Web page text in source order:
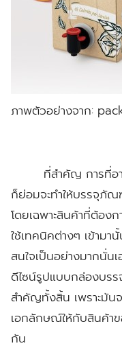
ภาพตัวอย่างจาก:
ที่สำคัญ การที่อ
ก็ย่อมจะทำให้บรรจุภัณ
โดยเฉพาะสินค้าที่ต้อง
ใช้เทคนิคต่างๆ เข้ามา
สนใจเป็นอย่างมากนั่น
ดีไซน์รูปแบบกล่องบร
สำคัญทั้งสิ้น เพราะมัน
เอกลักษณ์ให้กับสินค้าข
กัน